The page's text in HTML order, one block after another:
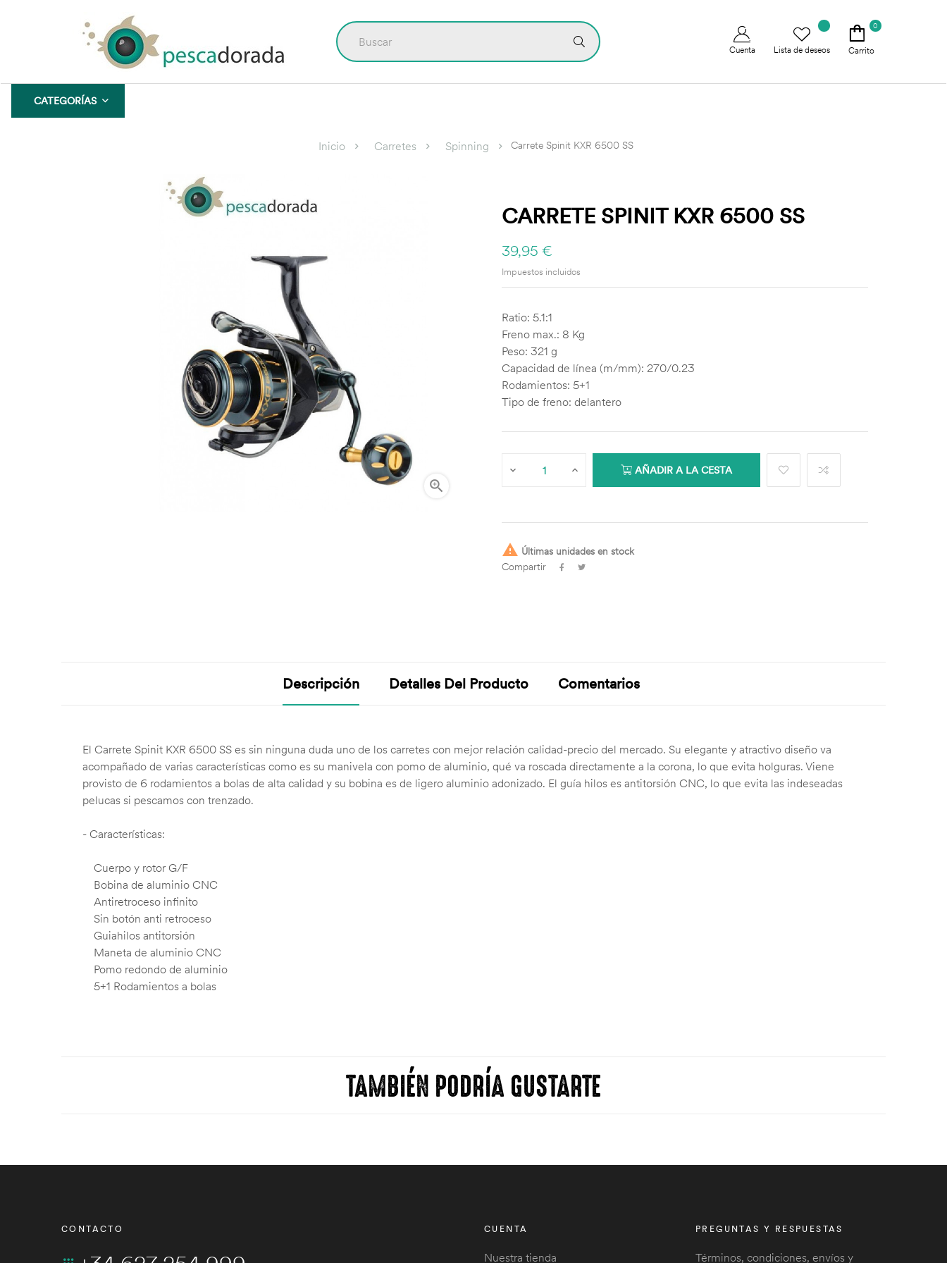
Cuenta Lista de deseos
0
Carrito
CATEGORÍAS
Inicio Carretes Spinning Carrete Spinit KXR 6500 SS

CARRETE SPINIT KXR 6500 SS
39,95 €
Impuestos incluidos
Ratio: 5.1:1
Freno max.: 8 Kg
Peso: 321 g
Capacidad de línea (m/mm): 270/0.23
Rodamientos: 5+1
Tipo de freno: delantero
AÑADIR A LA CESTA
 Últimas unidades en stock
Compartir
Descripción Detalles Del Producto Comentarios
El Carrete Spinit KXR 6500 SS es sin ninguna duda uno de los carretes con mejor relación calidad-precio del mercado. Su elegante y atractivo diseño va
acompañado de varias características como es su manivela con pomo de aluminio, qué va roscada directamente a la corona, lo que evita holguras. Viene
provisto de 6 rodamientos a bolas de alta calidad y su bobina es de ligero aluminio adonizado. El guía hilos es antitorsión CNC, lo que evita las indeseadas
pelucas si pescamos con trenzado.
- Características:
Cuerpo y rotor G/F
Bobina de aluminio CNC
Antiretroceso infinito
Sin botón anti retroceso
Guiahilos antitorsión
Maneta de aluminio CNC
Pomo redondo de aluminio
5+1 Rodamientos a bolas
TAMBIÉN PODRÍA GUSTARTE
CONTACTO CUENTA
Nuestra tienda
PREGUNTAS Y RESPUESTAS
Términos, condiciones, envíos y